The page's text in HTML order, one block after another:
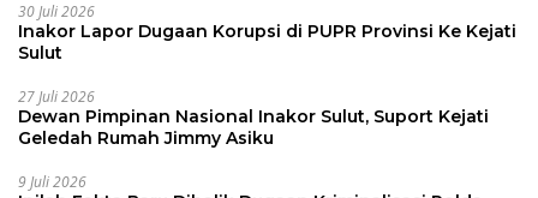
30 Juli 2026
Inakor Lapor Dugaan Korupsi di PUPR Provinsi Ke Kejati
Sulut
27 Juli 2026
Dewan Pimpinan Nasional Inakor Sulut, Suport Kejati
Geledah Rumah Jimmy Asiku
9 Juli 2026